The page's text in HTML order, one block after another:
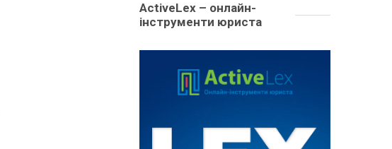
ActiveLex – онлайн-
інструменти юриста